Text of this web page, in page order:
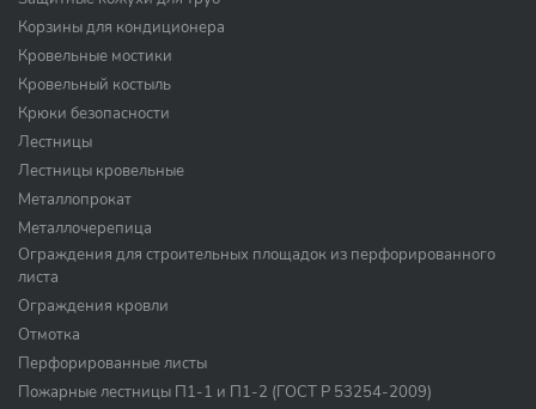
Корзины для кондиционера
Кровельные мостики
Кровельный костыль
Крюки безопасности
Лестницы
Лестницы кровельные
Металлопрокат
Металлочерепица
Ограждения для строительных площадок из перфорированного
листа
Ограждения кровли
Отмотка
Перфорированные листы
Пожарные лестницы П1-1 и П1-2 (ГОСТ Р 53254-2009)